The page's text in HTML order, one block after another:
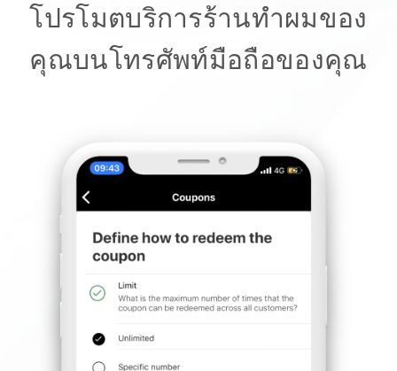
โปรโมตบริการร้านทำผมของ
คุณบนโทรศัพท์มือถือของคุณ